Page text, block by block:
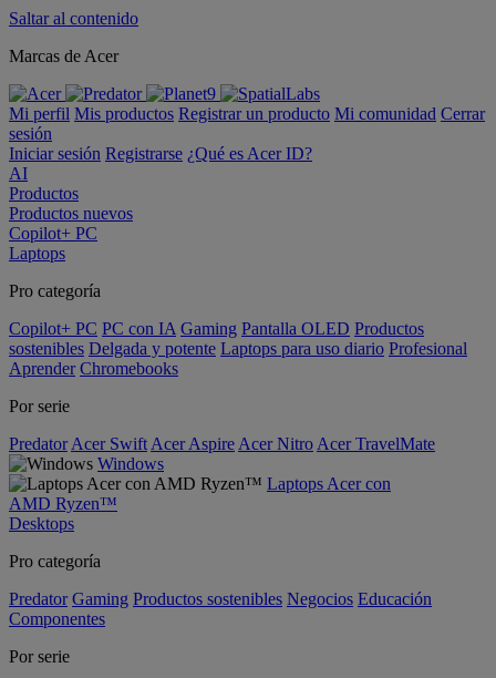
Saltar al contenido
Marcas de Acer
Mi perfil Mis productos Registrar un producto Mi comunidad Cerrar
sesión
Iniciar sesión Registrarse ¿Qué es Acer ID?
AI
Productos
Productos nuevos
Copilot+ PC
Laptops
Pro categoría
Copilot+ PC PC con IA Gaming Pantalla OLED Productos
sostenibles Delgada y potente Laptops para uso diario Profesional
Aprender Chromebooks
Por serie
Predator Acer Swift Acer Aspire Acer Nitro Acer TravelMate
Windows
Laptops Acer con
AMD Ryzen™
Desktops
Pro categoría
Predator Gaming Productos sostenibles Negocios Educación
Componentes
Por serie